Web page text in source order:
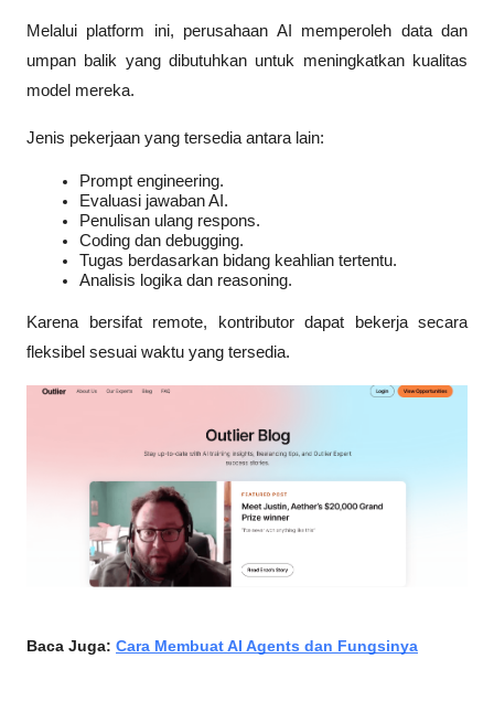
Melalui platform ini, perusahaan AI memperoleh data dan
umpan balik yang dibutuhkan untuk meningkatkan kualitas
model mereka.
Jenis pekerjaan yang tersedia antara lain:
Prompt engineering.
Evaluasi jawaban AI.
Penulisan ulang respons.
Coding dan debugging.
Tugas berdasarkan bidang keahlian tertentu.
Analisis logika dan reasoning.
Karena bersifat remote, kontributor dapat bekerja secara
fleksibel sesuai waktu yang tersedia.
Baca Juga: Cara Membuat AI Agents dan Fungsinya